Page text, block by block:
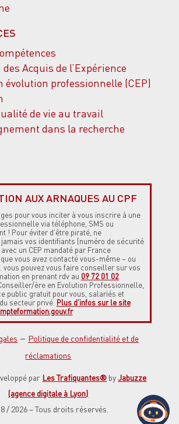
Acquis de l’Expérience
évolution professionnelle (CEP)
de vie au travail
dans la recherche
AUX ARNAQUES AU CPF
pour vous inciter à vous inscrire à une
via téléphone, SMS ou
! Pour éviter d’être piraté, ne
vos identifiants (numéro de sécurité
un CEP mandaté par France
vous avez contacté vous-même – ou
vous pouvez vous faire conseiller sur vos
en prenant rdv au 09 72 01 02
ère en Evolution Professionnelle,
public gratuit pour vous, salariés et
secteur privé. Plus d’infos sur le site
– Politique de confidentialité et de
réclamations
par Les Trafiquantes® byJabuzze
(agence digitale à Lyon)
/ 2026 – Tous droits réservés.